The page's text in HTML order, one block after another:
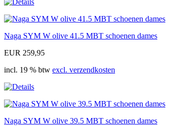
Naga SYM W olive 41.5 MBT schoenen dames
EUR 259,95
incl. 19 % btw excl. verzendkosten
Naga SYM W olive 39.5 MBT schoenen dames